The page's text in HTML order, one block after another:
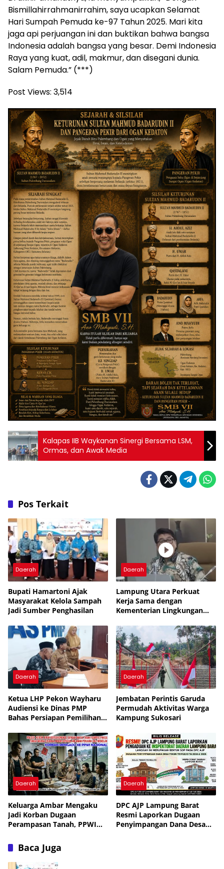
Bismillahirrahmanirrahim, saya ucapkan Selamat
Hari Sumpah Pemuda ke-97 Tahun 2025. Mari kita
jaga api perjuangan ini dan buktikan bahwa bangsa
Indonesia adalah bangsa yang besar. Demi Indonesia
Raya yang kuat, adil, makmur, dan disegani dunia.
Salam Pemuda.” (***)
Post Views: 3,514
Kalapas IIB Waykanan Sinergi Bersama LSM,
Ormas, dan Awak Media
Pos Terkait
Daerah
Bupati Hamartoni Ajak
Masyarakat Kelola Sampah
Jadi Sumber Penghasilan
Daerah
Lampung Utara Perkuat
Kerja Sama dengan
Kementerian Lingkungan
Pengelolaan Sampah
Daerah
Ketua LHP Pekon Wayharu
Audiensi ke Dinas PMP
Bahas Persiapan Pemilihan
Daerah
Jembatan Perintis Garuda
Permudah Aktivitas Warga
Kampung Sukosari
Daerah
Keluarga Ambar Mengaku
Jadi Korban Dugaan
Perampasan Tanah, PPWI
Daerah
DPC AJP Lampung Barat
Resmi Laporkan Dugaan
Penyimpangan Dana Desa
Baca Juga